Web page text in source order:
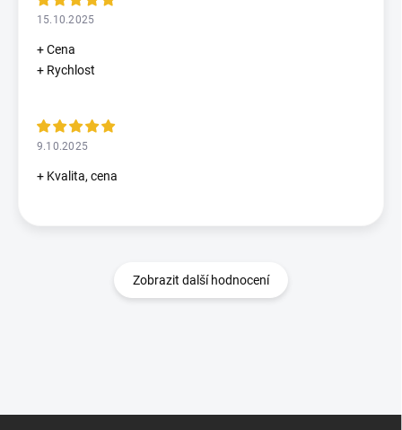
15.10.2025
+ Cena
+ Rychlost
9.10.2025
+ Kvalita, cena
Zobrazit další hodnocení